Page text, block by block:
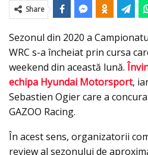
Share
Sezonul din 2020 a
WRC s-a încheiat prin cursa
weekend din această lună.
echipa Hyundai Motorsport,
Sebastien Ogier care a
GAZOO Racing.
În acest sens, organizatorii
review al sezonului de